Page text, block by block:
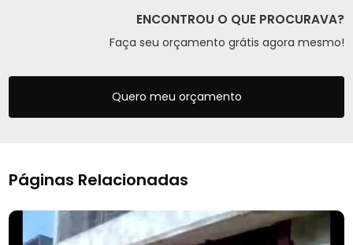
ENCONTROU O QUE PROCURAVA?
Faça seu orçamento grátis agora mesmo!
Quero meu orçamento
Páginas Relacionadas